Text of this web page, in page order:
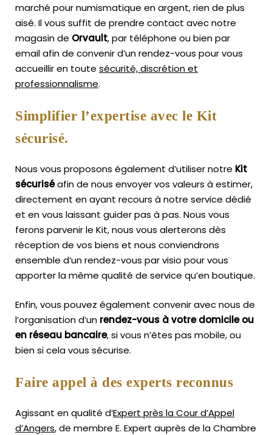
marché pour numismatique en argent, rien de plus
aisé. Il vous suffit de prendre contact avec notre
magasin de Orvault, par téléphone ou bien par
email afin de convenir d’un rendez-vous pour vous
accueillir en toute sécurité, discrétion et
professionnalisme.
Simplifier l’expertise avec le Kit
sécurisé.
Nous vous proposons également d’utiliser notre Kit
sécuriséafin de nous envoyer vos valeurs à estimer,
directement en ayant recours à notre service dédié
et en vous laissant guider pas à pas. Nous vous
ferons parvenir le Kit, nous vous alerterons dès
réception de vos biens et nous conviendrons
ensemble d’un rendez-vous par visio pour vous
apporter la même qualité de service qu’en boutique.
Enfin, vous pouvez également convenir avec nous de
l’organisation d’un rendez-vous à votre domicile ou
en réseau bancaire, si vous n’êtes pas mobile, ou
bien si cela vous sécurise.
Faire appel à des experts reconnus
Agissant en qualité d’Expert près la Cour d’Appel
d’Angers, de membre E. Expert auprès de laChambre